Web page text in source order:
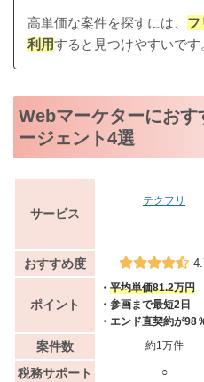
高単価な案件を探すには、 フ
利用すると見つけやすいです
Webマーケターにお
ージェント4選
サービス
テクフリ
おすすめ度
ポイント
・ 平均単価81.2万円
・参画まで最短2日
・エンド直契約が98
案件数 約1万件
税務サポート ○